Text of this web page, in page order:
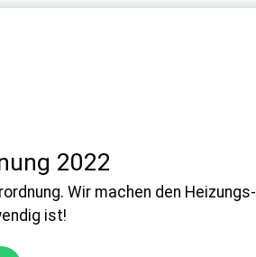
2022
Wir machen den Heizungs-
ist!